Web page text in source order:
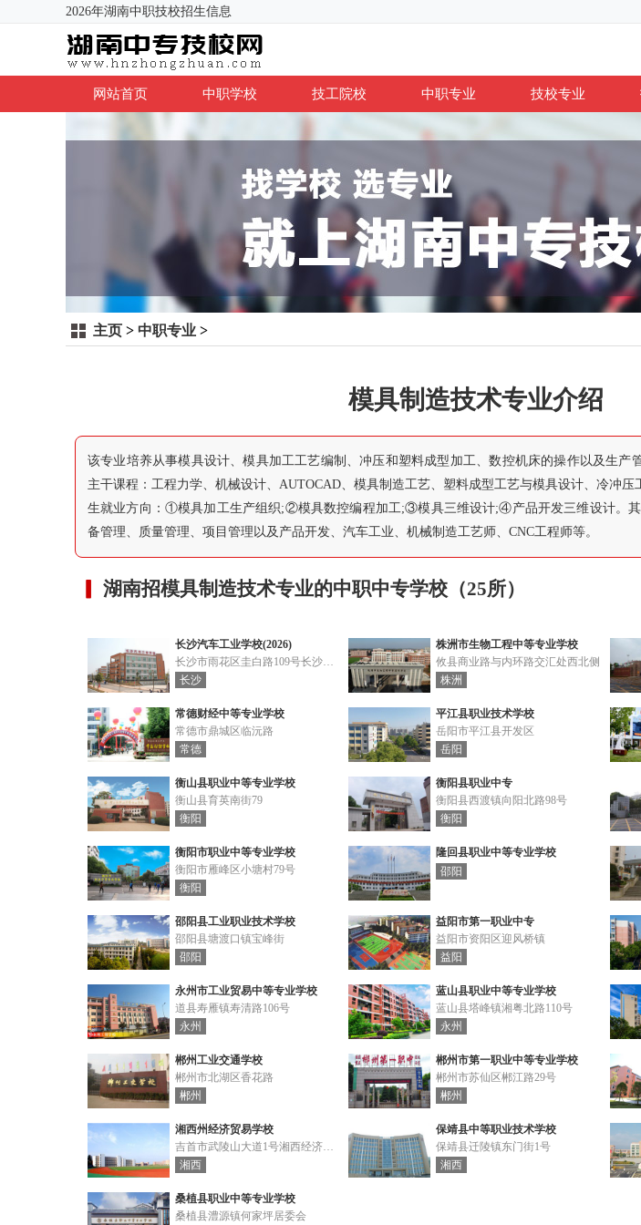
2026年湖南中职技校招生信息
网站首页 中职学校 技工院校 中职专业 技校专业
主页 > 中职专业 >
模具制造技术专业介绍
该专业培养从事模具设计、模具加工工艺编制、冲压和塑料成型加工、数控机床的操作以及生产
主干课程：工程力学、机械设计、AUTOCAD、模具制造工艺、塑料成型工艺与模具设计、冷冲
生就业方向：①模具加工生产组织;②模具数控编程加工;③模具三维设计;④产品开发三维设计。
备管理、质量管理、项目管理以及产品开发、汽车工业、机械制造工艺师、CNC工程师等。
湖南招模具制造技术专业的中职中专学校（25所）
长沙汽车工业学校(2026)
长沙市雨花区圭白路109号长沙职教基地
长沙
株洲市生物工程中等专业学校
攸县商业路与内环路交汇处西北侧
株洲
常德财经中等专业学校
常德市鼎城区临沅路
常德
平江县职业技术学校
岳阳市平江县开发区
岳阳
衡山县职业中等专业学校
衡山县育英南街79
衡阳
衡阳县职业中专
衡阳县西渡镇向阳北路98号
衡阳
衡阳市职业中等专业学校
衡阳市雁峰区小塘村79号
衡阳
隆回县职业中等专业学校
邵阳
邵阳县工业职业技术学校
邵阳县塘渡口镇宝峰街
邵阳
益阳市第一职业中专
益阳市资阳区迎风桥镇
益阳
永州市工业贸易中等专业学校
道县寿雁镇寿清路106号
永州
蓝山县职业中等专业学校
蓝山县塔峰镇湘粤北路110号
永州
郴州工业交通学校
郴州市北湖区香花路
郴州
郴州市第一职业中等专业学校
郴州市苏仙区郴江路29号
郴州
湘西州经济贸易学校
吉首市武陵山大道1号湘西经济开发区
湘西
保靖县中等职业技术学校
保靖县迁陵镇东门街1号
湘西
桑植县职业中等专业学校
桑植县澧源镇何家坪居委会